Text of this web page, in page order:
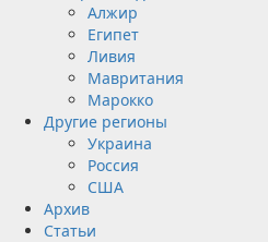
Алжир
Египет
Ливия
Мавритания
Марокко
Другие регионы
Украина
Россия
США
Архив
Статьи